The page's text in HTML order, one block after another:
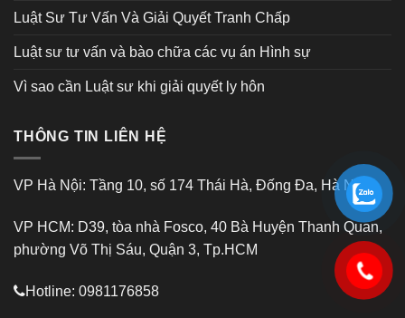
Luật Sư Tư Vấn Và Giải Quyết Tranh Chấp
Luật sư tư vấn và bào chữa các vụ án Hình sự
Vì sao cần Luật sư khi giải quyết ly hôn
THÔNG TIN LIÊN HỆ
VP Hà Nội: Tầng 10, số 174 Thái Hà, Đống Đa, Hà Nội
VP HCM: D39, tòa nhà Fosco, 40 Bà Huyện Thanh Quan,
phường Võ Thị Sáu, Quận 3, Tp.HCM
Hotline: 0981176858